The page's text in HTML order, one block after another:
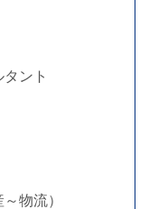
ント
物流）